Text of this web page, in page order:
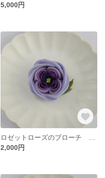
5,000円
2,000円